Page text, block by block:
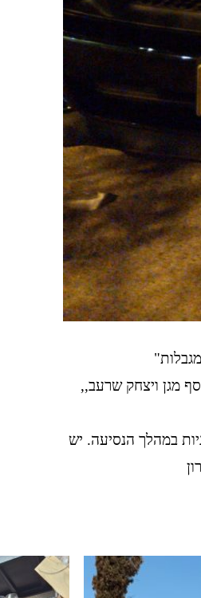
מגן ויצחק שרעב,,
במהלך הנסיעה. יש